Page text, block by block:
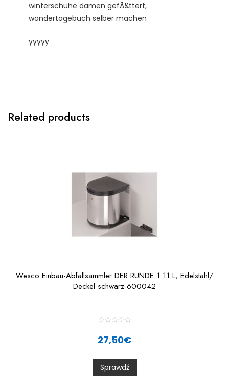
winterschuhe damen gefÃ¼ttert,
wandertagebuch selber machen
yyyyy
Related products
Wesco Einbau-Abfallsammler DER RUNDE 1 11 L, Edelstahl/
Deckel schwarz 600042
t
0
o
u
27,50€
Sprawdź